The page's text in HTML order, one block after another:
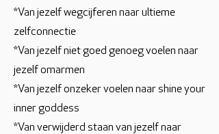
*Van jezelf wegcijferen naar ultieme
zelfconnectie
*Van jezelf niet goed genoeg voelen naar
jezelf omarmen
*Van jezelf onzeker voelen naar shine your
inner goddess
*Van verwijderd staan van jezelf naar